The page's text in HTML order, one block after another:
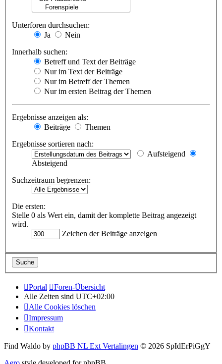
Unterforen durchsuchen:
Ja
Nein
Innerhalb suchen:
Betreff und Text der Beiträge
Nur im Text der Beiträge
Nur im Betreff der Themen
Nur im ersten Beitrag der Themen
Ergebnisse anzeigen als:
Beiträge
Themen
Ergebnisse sortieren nach:
Aufsteigend
Absteigend
Suchzeitraum begrenzen:
Die ersten:
Stelle 0 als Wert ein, damit der komplette Beitrag angezeigt
wird.
Zeichen der Beiträge anzeigen
Portal
Foren-Übersicht
Alle Zeiten sind UTC+02:00
Alle Cookies löschen
Impressum
Kontakt
Find Waldo by phpBB NL Ext Vertalingen © 2026 SpIdErPiGgY